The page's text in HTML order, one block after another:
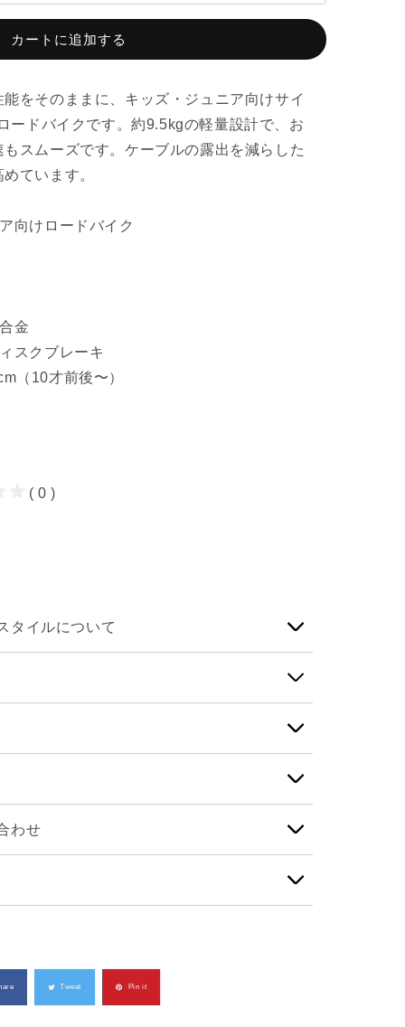
カートに追加する
をそのままに、キッズ・ジュニア向けサイ
ードバイクです。約9.5kgの軽量設計で、お
スムーズです。ケーブルの露出を減らした
ています。
向けロードバイク
金
スクブレーキ
（10才前後〜）
( 0 )
タイルについて
わせ
Tweet Pin it